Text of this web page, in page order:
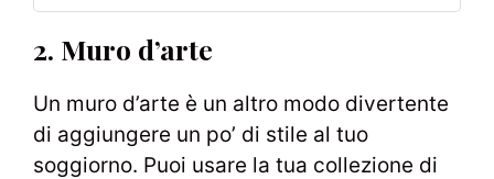
2. Muro d’arte
Un muro d’arte è un altro modo divertente
di aggiungere un po’ di stile al tuo
soggiorno. Puoi usare la tua collezione di